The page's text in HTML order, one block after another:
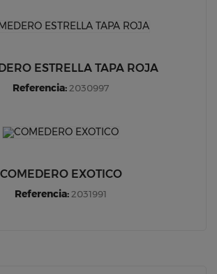
ESTRELLA TAPA ROJA
Referencia:2030997
COMEDERO EXOTICO
Referencia:2031991